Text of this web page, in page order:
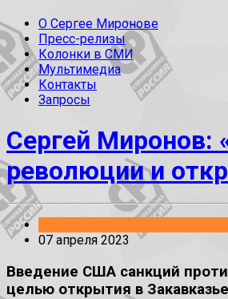
О Сергее Миронове
Пресс-релизы
Колонки в СМИ
Мультимедиа
Контакты
Запросы
Сергей Миронов:
революции и
07 апреля 2023
Введение США санкций
целью открытия в